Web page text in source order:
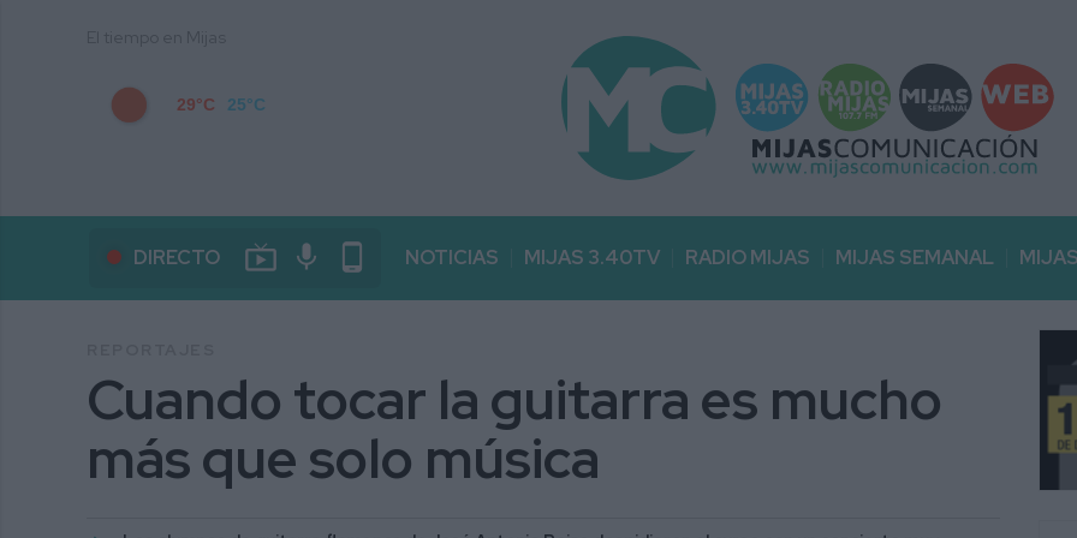
29°C 25°C
DIRECTO live_tv mic phone_android NOTICIAS MIJAS 3.40TV RADIO MIJAS MIJAS SEMANAL
Cuando tocar la guitarra es mucho
más que solo música